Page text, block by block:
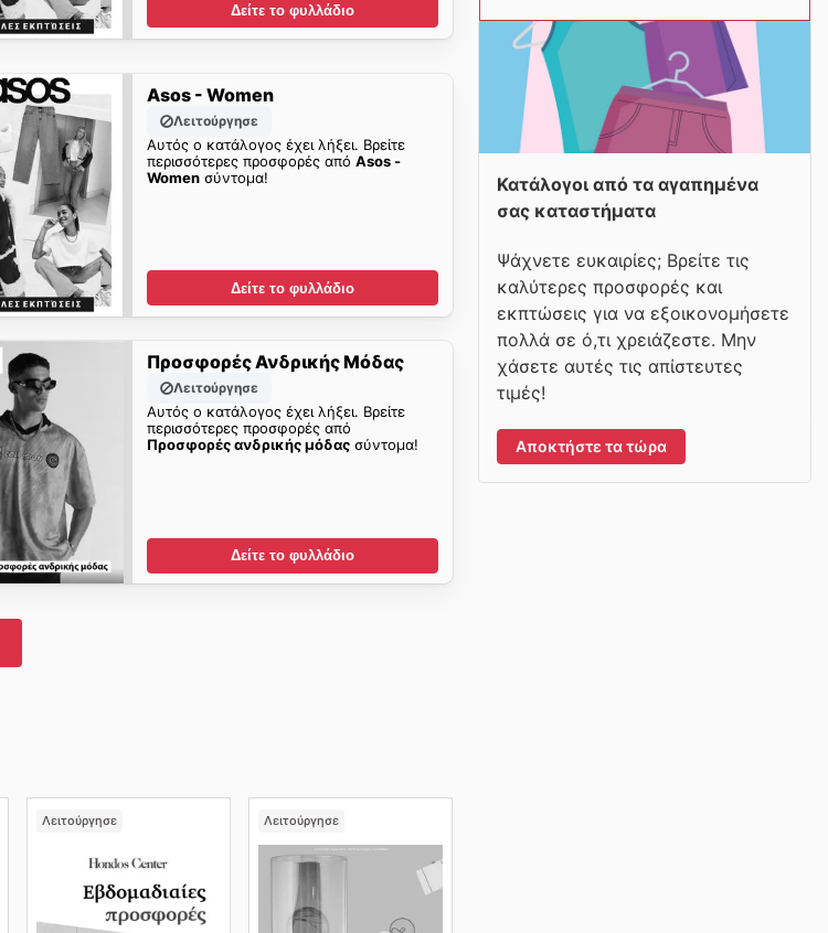
Δείτε το φυλλάδιο
Asos - Women
Λειτούργησε
Αυτός ο κατάλογος έχει λήξει. Βρείτε
περισσότερες προσφορές απόAsos -
Women σύντομα!
Δείτε το φυλλάδιο
Προσφορές Ανδρικής Μόδας
Λειτούργησε
Αυτός ο κατάλογος έχει λήξει. Βρείτε
περισσότερες προσφορές από
Προσφορές ανδρικής μόδας σύντομα!
Δείτε το φυλλάδιο
Λειτούργησε Λειτούργησε
Κατάλογοι από τα αγαπημένα
σας καταστήματα
Ψάχνετε ευκαιρίες; Βρείτε τις
καλύτερες προσφορές και
εκπτώσεις για να εξοικονομήσετε
πολλά σε ό,τι χρειάζεστε. Μην
χάσετε αυτές τις απίστευτες
τιμές!
Αποκτήστε τα τώρα